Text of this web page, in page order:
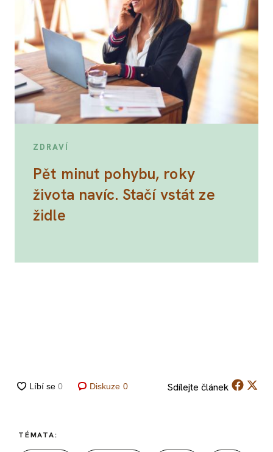
ZDRAVÍ
Pět minut pohybu, roky
života navíc. Stačí vstát ze
židle
Diskuze 0 Sdílejte článek
TÉMATA: